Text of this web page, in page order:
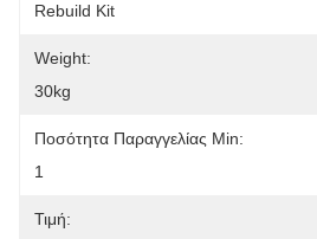
Rebuild Kit
Weight:
30kg
Ποσότητα Παραγγελίας Min:
1
Τιμή: